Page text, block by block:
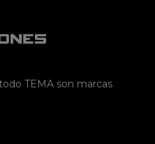
TEMA son marcas